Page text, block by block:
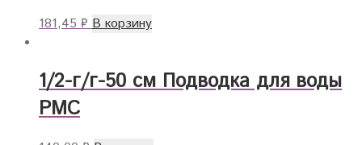
181,45₽ В корзину
1/2-г/г-50 см Подводка для воды
РМС